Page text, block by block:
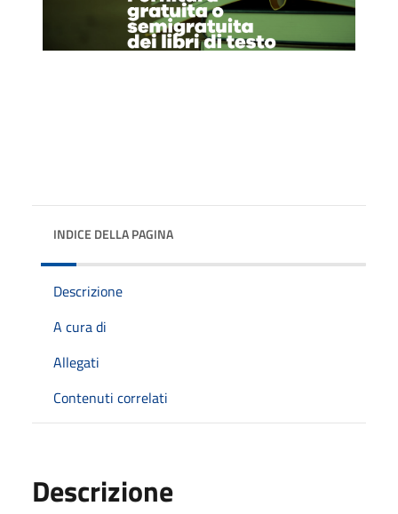
INDICE DELLA PAGINA
Descrizione
A cura di
Allegati
Contenuti correlati
Descrizione